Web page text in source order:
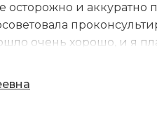
и аккуратно
очень хорошо, и я
окончания курса
людям. За её